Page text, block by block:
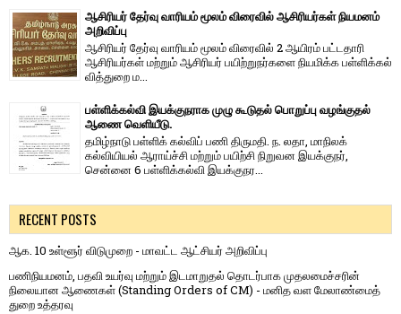
ஆசிரியர் தேர்வு வாரியம் மூலம் விரைவில் ஆசிரியர்கள் நியமனம்
அறிவிப்பு
ஆசிரியர் தேர்வு வாரி​யம் மூலம் விரை​வில் 2 ஆயிரம் பட்​ட​தாரி
ஆசிரியர்​கள் மற்​றும் ஆசிரியர் பயிற்றுநர்​களை நியமிக்க பள்​ளிக்​கல்​
வித்​துறை ம...
பள்ளிக்கல்வி இயக்குநராக முழு கூடுதல் பொறுப்பு வழங்குதல்
ஆணை வெளியீடு.
தமிழ்நாடு பள்ளிக் கல்விப் பணி திருமதி. ந. லதா, மாநிலக்
கல்வியியல் ஆராய்ச்சி மற்றும் பயிற்சி நிறுவன இயக்குநர்,
சென்னை 6 பள்ளிக்கல்வி இயக்குநர...
RECENT POSTS
ஆக. 10 உள்ளூர் விடுமுறை - மாவட்ட ஆட்சியர் அறிவிப்பு
பணிநியமனம், பதவி உயர்வு மற்றும் இடமாறுதல் தொடர்பாக முதலமைச்சரின்
நிலையான ஆணைகள் (Standing Orders of CM) - மனித வள மேலாண்மைத்
துறை உத்தரவு